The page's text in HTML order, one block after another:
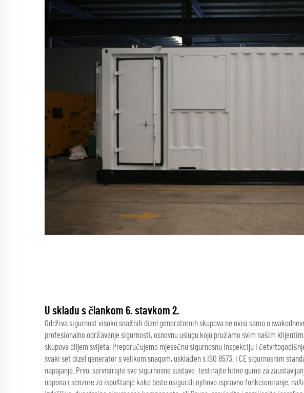
U skladu s člankom 6. stavkom 2.
Održiva sigurnost visoko snažnih dizel generatornih skupova ne ovisi samo o
profesionalno održavanje sigurnosti, osnovnu uslugu koju pružamo svim našim
skupova diljem svijeta. Preporučujemo mjesečnu sigurnosnu inspekciju i
svaki set dizel generator s velikom snagom, usklađen s ISO 8573. i CE sigurnosnim
napajanje. Prvo, servisirajte sve sigurnosne sustave: testirajte hitne gume za
napona i senzore za ispuštanje kako biste osigurali njihovo ispravno funkcioniranje;